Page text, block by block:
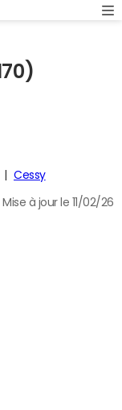
Cessy
Mise à jour le 11/02/26